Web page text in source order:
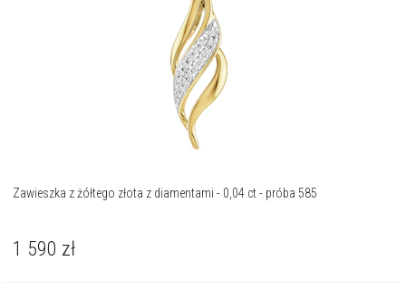
Zawieszka z żółtego złota z diamentami - 0,04 ct - próba 585
1 590 zł